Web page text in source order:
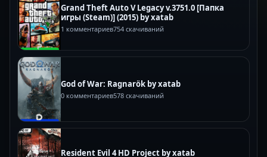
Grand Theft Auto V Legacy v.3751.0 [Папка
игры (Steam)] (2015) by xatab
1 комментариев754 скачиваний
God of War: Ragnarök by xatab
0 комментариев578 скачиваний
Resident Evil 4 HD Project by xatab